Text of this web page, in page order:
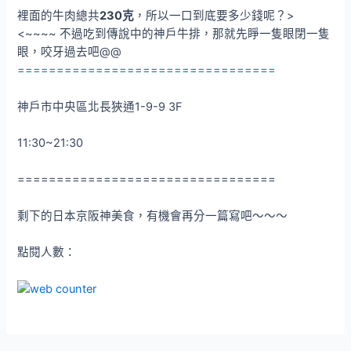
裡面的牛肉總共230克 ，所以一口到底要多少錢呢？>
<~~~~ 不過吃到傳說中的神戶牛排，那就先睜一隻眼閉一隻
眼，咬牙過去吧@@
=================================
神戶市中央區北長狹通1-9-9 3F
11:30~21:30
=================================
剩下的日本京阪神美食，有機會再分一篇寫吧～～～
點閱人數：